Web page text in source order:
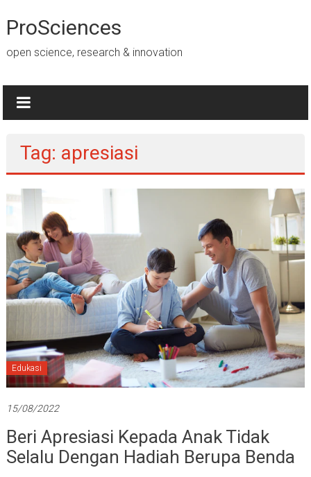
ke
konten
ProSciences
open science, research & innovation
Tag: apresiasi
Edukasi
15/08/2022
Beri Apresiasi Kepada Anak Tidak
Selalu Dengan Hadiah Berupa Benda